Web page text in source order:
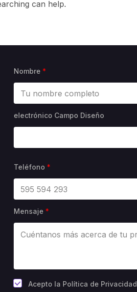
can help.
Nombre *
electrónico Campo Diseño
Teléfono *
Mensaje *
*
Acepto la Política de Privacidad